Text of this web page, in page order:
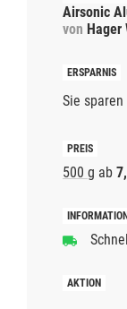
Airsonic
von Hager
Sie sparen
500 g ab